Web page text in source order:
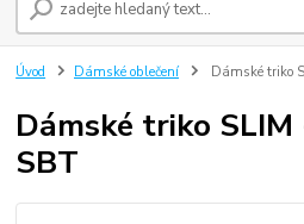
Úvod Dámské oblečení Dámské triko
Dámské triko
SBT